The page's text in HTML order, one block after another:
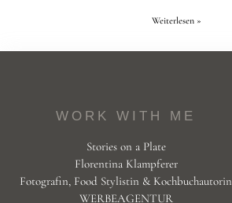
Weiterlesen »
WORK WITH ME
Stories on a Plate
Florentina Klampferer
Fotografin, Food Stylistin & Kochbuchautorin
WERBEAGENTUR